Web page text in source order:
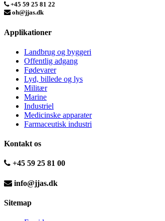
+45 59 25 81 22
oh@jjas.dk
Applikationer
Landbrug og byggeri
Offentlig adgang
Fødevarer
Lyd, billede og lys
Militær
Marine
Industriel
Medicinske apparater
Farmaceutisk industri
Kontakt os
+45 59 25 81 00
info@jjas.dk
Sitemap